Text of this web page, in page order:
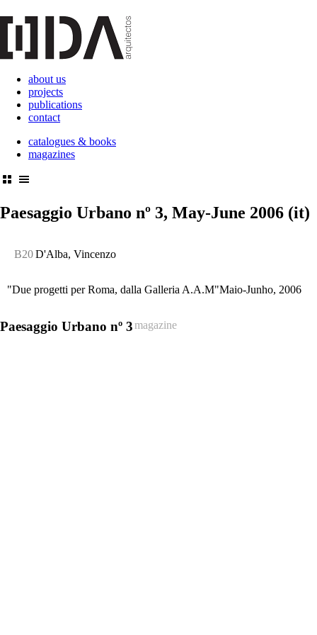
about us
projects
publications
contact
catalogues & books
magazines
Paesaggio Urbano nº 3, May-June 2006 (it)
B20D'Alba, Vincenzo
"Due progetti per Roma, dalla Galleria A.A.M"
Paesaggio Urbano nº 3
Maio-Junho, 2006
magazine